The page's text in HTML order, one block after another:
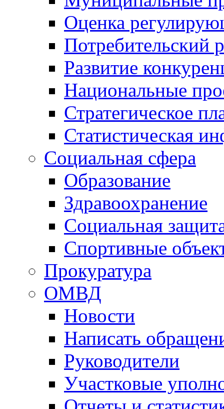
Оценка
Потребительский
Развитие
Национальные
Стратегическое
Статистическая
Социальная сфера
Образование
Здравоохранение
Социальная
Спортивные
Прокуратура
ОМВД
Новости
Написать
Руководители
Участковые